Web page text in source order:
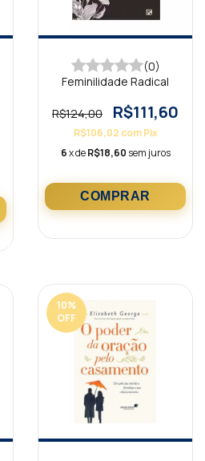
(0)
Feminilidade Radical
R$124,00 R$111,60
R$106,02 com Pix
6x deR$18,60 sem juros
10%
OFF